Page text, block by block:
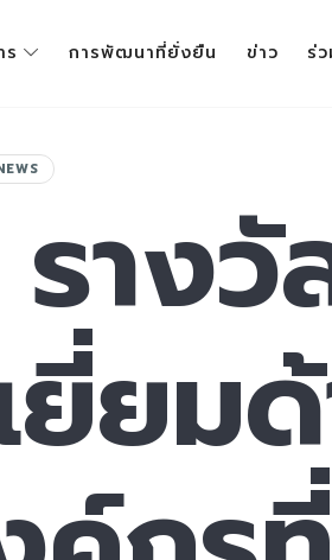
ร การพัฒนาที่ยั่งยืน ข่าว ร่
ราง
ยม